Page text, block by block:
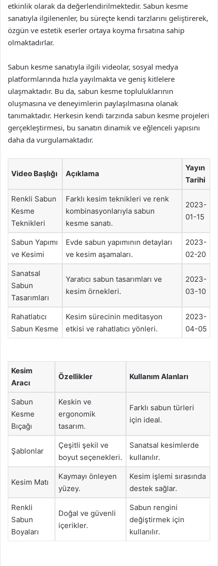
etkinlik olarak da değerlendirilmektedir. Sabun kesme
sanatıyla ilgilenenler, bu süreçte kendi tarzlarını geliştirerek,
özgün ve estetik eserler ortaya koyma fırsatına sahip
olmaktadırlar.
Sabun kesme sanatıyla ilgili videolar, sosyal medya
platformlarında hızla yayılmakta ve geniş kitlelere
ulaşmaktadır. Bu da, sabun kesme topluluklarının
oluşmasına ve deneyimlerin paylaşılmasına olanak
tanımaktadır. Herkesin kendi tarzında sabun kesme projeleri
gerçekleştirmesi, bu sanatın dinamik ve eğlenceli yapısını
daha da vurgulamaktadır.
Video Başlığı Açıklama
Yayın
Tarihi
Renkli Sabun
Kesme
Teknikleri
Farklı kesim teknikleri ve renk
kombinasyonlarıyla sabun
kesme sanatı.
2023-
01-15
Sabun Yapımı
ve Kesimi
Evde sabun yapımının detayları
ve kesim aşamaları.
2023-
02-20
Sanatsal
Sabun
Tasarımları
Yaratıcı sabun tasarımları ve
kesim örnekleri.
2023-
03-10
Rahatlatıcı
Sabun Kesme
Kesim sürecinin meditasyon
etkisi ve rahatlatıcı yönleri.
2023-
04-05
Kesim
Aracı
Özellikler Kullanım Alanları
Sabun
Kesme
Bıçağı
Keskin ve
ergonomik
tasarım.
Farklı sabun türleri
için ideal.
Şablonlar
Çeşitli şekil ve
boyut seçenekleri.
Sanatsal kesimlerde
kullanılır.
Kesim Matı
Kaymayı önleyen
yüzey.
Kesim işlemi sırasında
destek sağlar.
Renkli
Sabun
Boyaları
Doğal ve güvenli
içerikler.
Sabun rengini
değiştirmek için
kullanılır.